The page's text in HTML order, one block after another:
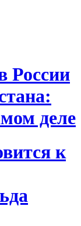
России
деле
к